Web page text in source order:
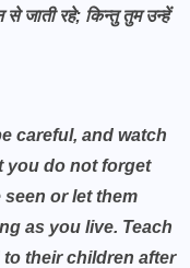
जाती रहे; किन्तु तुम उन्हें
careful, and watch
you do not forget
or let them
as you live. Teach
their children after